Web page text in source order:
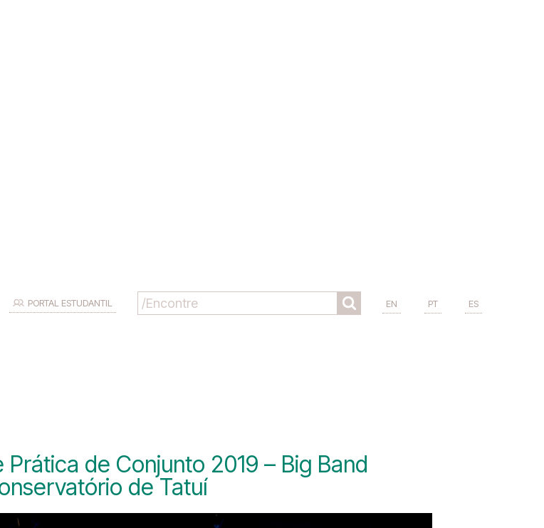
PORTAL ESTUDANTIL EN PT ES
Prática de Conjunto 2019 – Big Band
de Tatuí